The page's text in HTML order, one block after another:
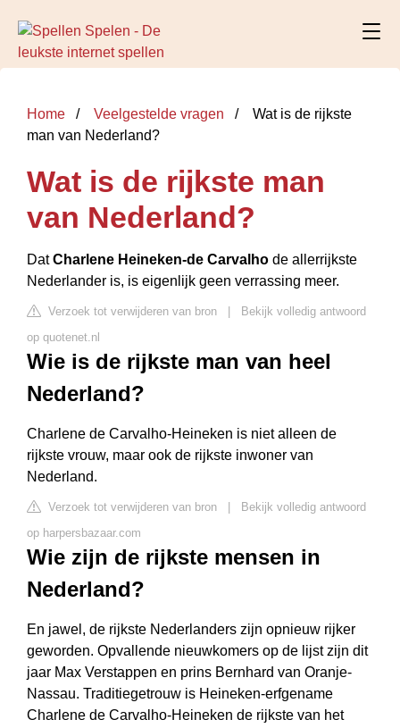
Home Veelgestelde vragen
Wat is de rijkste
man van Nederland?
Wat is de rijkste man
van Nederland?
DatCharlene Heineken-de Carvalho de allerrijkste
Nederlander is, is eigenlijk geen verrassing meer.
Verzoek tot verwijderen van bron
Bekijk volledig antwoord
op quotenet.nl
Wie is de rijkste man van heel
Nederland?
Charlene de Carvalho-Heineken is niet alleen de
rijkste vrouw, maar ook de rijkste inwoner van
Nederland.
Verzoek tot verwijderen van bron
Bekijk volledig antwoord
op harpersbazaar.com
Wie zijn de rijkste mensen in
Nederland?
En jawel, de rijkste Nederlanders zijn opnieuw rijker
geworden. Opvallende nieuwkomers op de lijst zijn dit
jaar Max Verstappen en prins Bernhard van Oranje-
Nassau. Traditiegetrouw is Heineken-erfgename
Charlene de Carvalho-Heineken de rijkste van het